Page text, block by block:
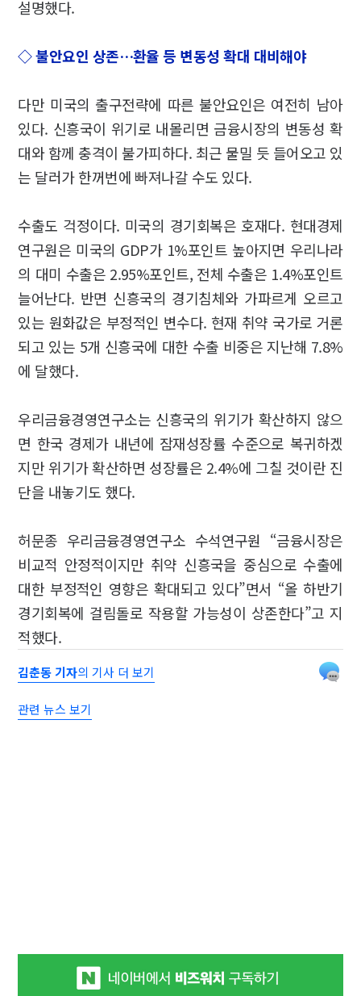
설명했다.
◇ 불안요인 상존…환율 등 변동성 확대 대비해야
다만 미국의 출구전략에 따른 불안요인은 여전히 남아
있다. 신흥국이 위기로 내몰리면 금융시장의 변동성 확
대와 함께 충격이 불가피하다. 최근 물밀 듯 들어오고 있
는 달러가 한꺼번에 빠져나갈 수도 있다.
수출도 걱정이다. 미국의 경기회복은 호재다. 현대경제
연구원은 미국의 GDP가 1%포인트 높아지면 우리나라
의 대미 수출은 2.95%포인트, 전체 수출은 1.4%포인트
늘어난다. 반면 신흥국의 경기침체와 가파르게 오르고
있는 원화값은 부정적인 변수다. 현재 취약 국가로 거론
되고 있는 5개 신흥국에 대한 수출 비중은 지난해 7.8%
에 달했다.
우리금융경영연구소는 신흥국의 위기가 확산하지 않으
면 한국 경제가 내년에 잠재성장률 수준으로 복귀하겠
지만 위기가 확산하면 성장률은 2.4%에 그칠 것이란 진
단을 내놓기도 했다.
허문종 우리금융경영연구소 수석연구원 “금융시장은
비교적 안정적이지만 취약 신흥국을 중심으로 수출에
대한 부정적인 영향은 확대되고 있다”면서 “올 하반기
경기회복에 걸림돌로 작용할 가능성이 상존한다”고 지
적했다.
김춘동 기자의 기사 더 보기
관련 뉴스 보기